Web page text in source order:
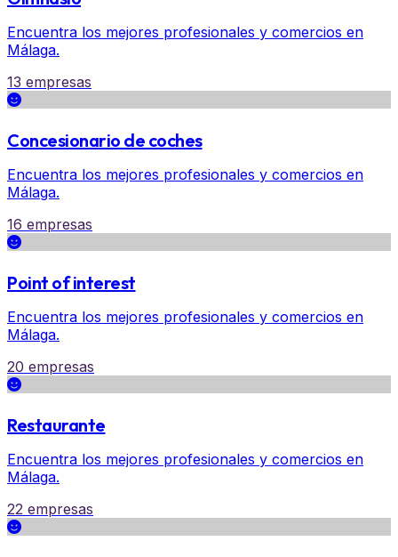
Encuentra los mejores profesionales y comercios en
Málaga.
13 empresas
Concesionario de coches
Encuentra los mejores profesionales y comercios en
Málaga.
16 empresas
Point of interest
Encuentra los mejores profesionales y comercios en
Málaga.
20 empresas
Restaurante
Encuentra los mejores profesionales y comercios en
Málaga.
22 empresas